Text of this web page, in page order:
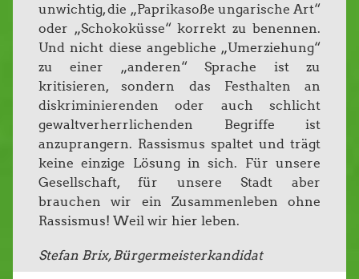
unwichtig, die „Paprikasoße ungarische Art“
oder „Schokoküsse“ korrekt zu benennen.
Und nicht diese angebliche „Umerziehung“
zu einer „anderen“ Sprache ist zu
kritisieren, sondern das Festhalten an
diskriminierenden oder auch schlicht
gewaltverherrlichenden Begriffe ist
anzuprangern. Rassismus spaltet und trägt
keine einzige Lösung in sich. Für unsere
Gesellschaft, für unsere Stadt aber
brauchen wir ein Zusammenleben ohne
Rassismus! Weil wir hier leben.
Stefan Brix, Bürgermeisterkandidat